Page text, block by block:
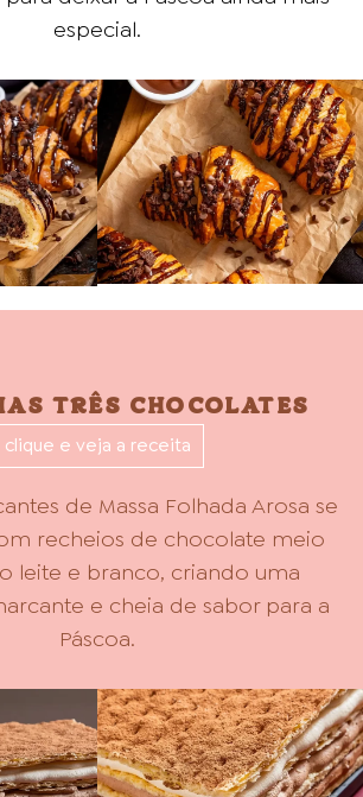
especial.
TRÊS CHOCOLATES
clique e veja a receita
de Massa Folhada Arosa se
recheios de chocolate meio
leite e branco, criando uma
e cheia de sabor para a
Páscoa.